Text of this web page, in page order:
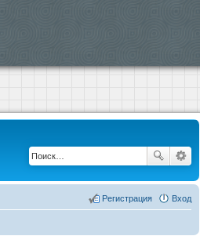
Вход
Регистрация